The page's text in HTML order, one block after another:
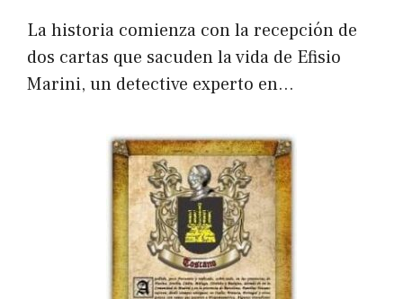
La historia comienza con la recepción de
dos cartas que sacuden la vida de Efisio
Marini, un detective experto en…